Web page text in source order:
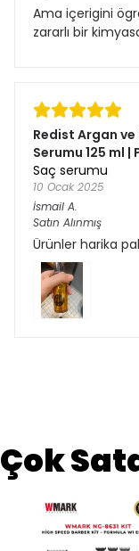
Ama içerigini
zararlı bir
Redist Argan ve
Serumu 125 ml
Saç serumu
10 Ocak 2025
İsmail A.
Satın Alınmış
Ürünler harika
Çok